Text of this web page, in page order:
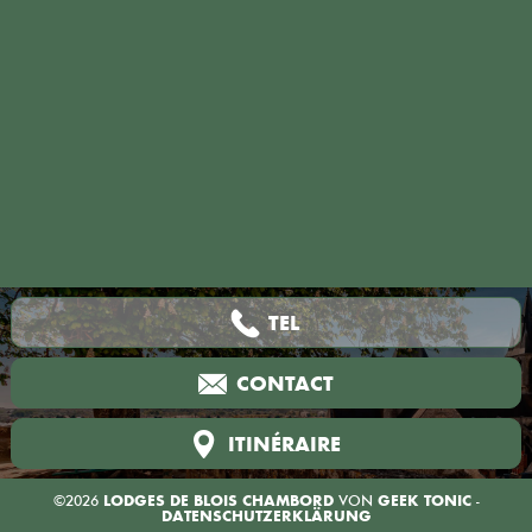
TEL
CONTACT
ITINÉRAIRE
©2026 LODGES DE BLOIS CHAMBORDVON GEEK TONIC-
DATENSCHUTZERKLÄRUNG